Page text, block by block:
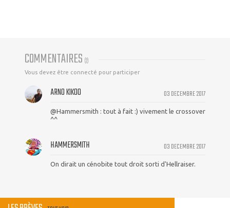
COMMENTAIRES (2)
Vous devez être connecté pour participer
03 DECEMBRE 2017
ARNO KIKOO
@Hammersmith : tout à fait :) vivement le crossover
^^
03 DECEMBRE 2017
HAMMERSMITH
On dirait un cénobite tout droit sorti d'Hellraiser.